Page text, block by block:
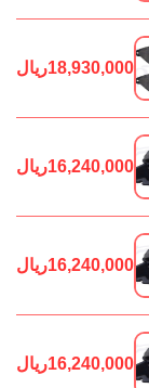
18,930,000ریال
16,240,000ریال
16,240,000ریال
16,240,000ریال